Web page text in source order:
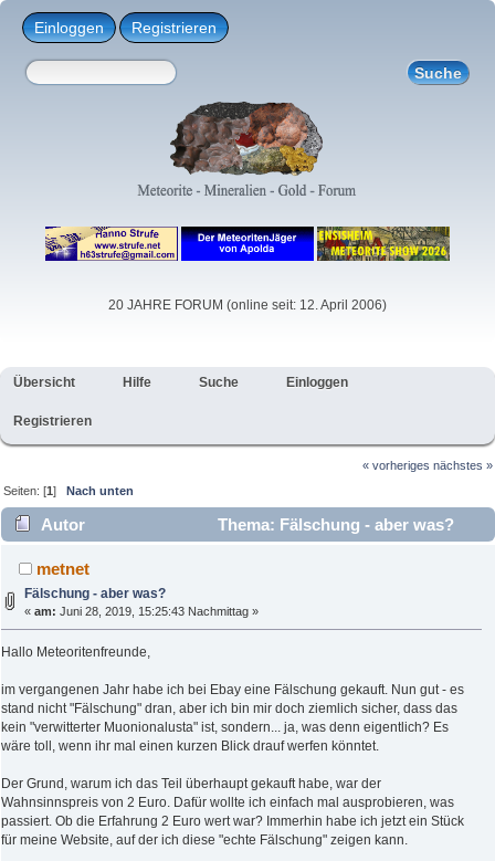
Einloggen Registrieren
20 JAHRE FORUM (online seit: 12. April 2006)
Übersicht Hilfe Suche Einloggen
Registrieren
« vorheriges nächstes »
Seiten: [1]Nach unten
Autor
Thema: Fälschung - aber was?
(Gelesen 2853 mal)
metnet
Fälschung - aber was?
«am: Juni 28, 2019, 15:25:43 Nachmittag »
Hallo Meteoritenfreunde,
im vergangenen Jahr habe ich bei Ebay eine Fälschung gekauft. Nun gut - es
stand nicht "Fälschung" dran, aber ich bin mir doch ziemlich sicher, dass das
kein "verwitterter Muonionalusta" ist, sondern... ja, was denn eigentlich? Es
wäre toll, wenn ihr mal einen kurzen Blick drauf werfen könntet.
Der Grund, warum ich das Teil überhaupt gekauft habe, war der
Wahnsinnspreis von 2 Euro. Dafür wollte ich einfach mal ausprobieren, was
passiert. Ob die Erfahrung 2 Euro wert war? Immerhin habe ich jetzt ein Stück
für meine Website, auf der ich diese "echte Fälschung" zeigen kann.